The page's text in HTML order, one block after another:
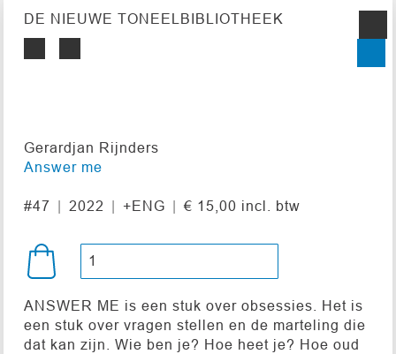
DE NIEUWE TONEELBIBLIOTHEEK
Gerardjan Rijnders
Answer me
#47 2022 +ENG € 15,00 incl. btw
ANSWER ME is een stuk over obsessies. Het is
een stuk over vragen stellen en de marteling die
dat kan zijn. Wie ben je? Hoe heet je? Hoe oud